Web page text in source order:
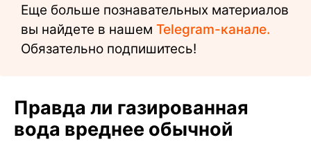
Еще больше познавательных материалов
вы найдете в нашем Telegram-канале.
Обязательно подпишитесь!
Правда ли газированная
вода вреднее обычной